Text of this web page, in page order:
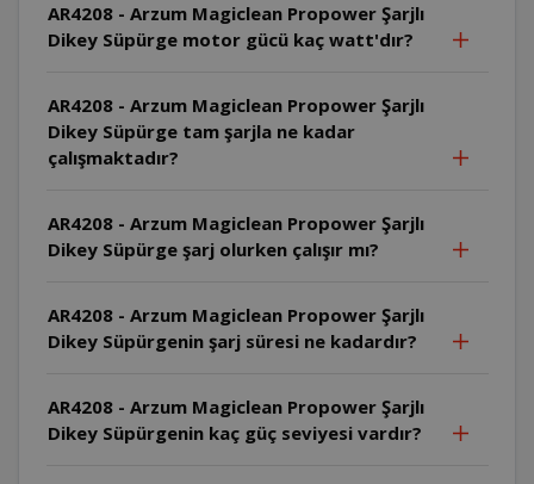
AR4208 - Arzum Magiclean Propower Şarjlı
Dikey Süpürge motor gücü kaç watt'dır?
AR4208 - Arzum Magiclean Propower Şarjlı
Dikey Süpürge tam şarjla ne kadar
çalışmaktadır?
AR4208 - Arzum Magiclean Propower Şarjlı
Dikey Süpürge şarj olurken çalışır mı?
AR4208 - Arzum Magiclean Propower Şarjlı
Dikey Süpürgenin şarj süresi ne kadardır?
AR4208 - Arzum Magiclean Propower Şarjlı
Dikey Süpürgenin kaç güç seviyesi vardır?